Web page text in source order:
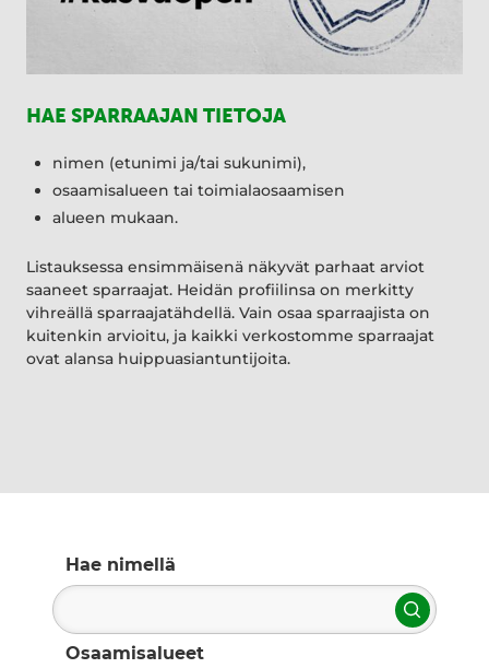
HAE SPARRAAJAN TIETOJA
nimen (etunimi ja/tai sukunimi),
osaamisalueen tai toimialaosaamisen
alueen mukaan.
Listauksessa ensimmäisenä näkyvät parhaat arviot
saaneet sparraajat. Heidän profiilinsa on merkitty
vihreällä sparraajatähdellä. Vain osaa sparraajista on
kuitenkin arvioitu, ja kaikki verkostomme sparraajat
ovat alansa huippuasiantuntijoita.
Hae nimellä
Hae
Osaamisalueet